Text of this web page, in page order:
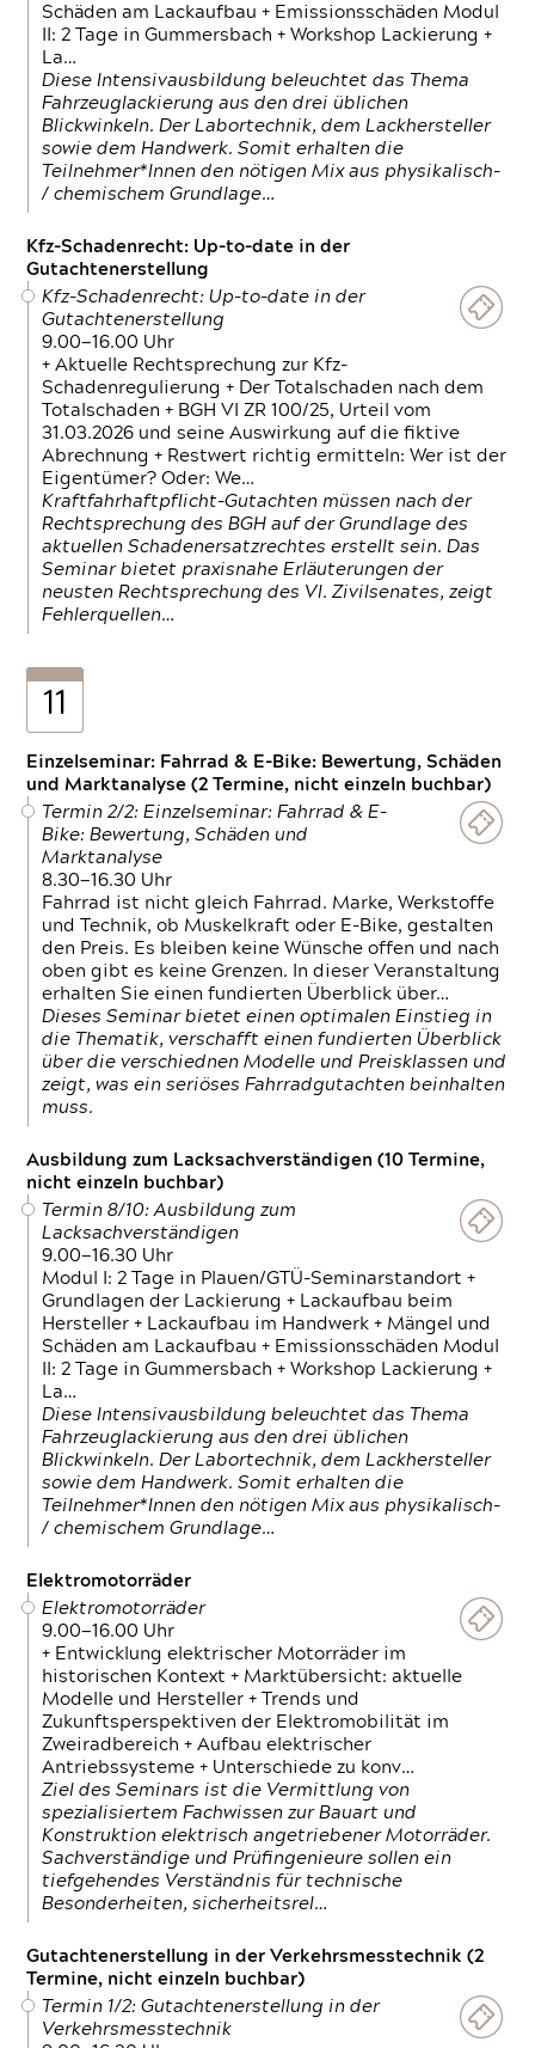
Schäden am Lackaufbau + Emissionsschäden Modul
II: 2 Tage in Gummersbach + Workshop Lackierung +
La…
Diese Intensivausbildung beleuchtet das Thema
Fahrzeuglackierung aus den drei üblichen
Blickwinkeln. Der Labortechnik, dem Lackhersteller
sowie dem Handwerk. Somit erhalten die
Teilnehmer*Innen den nötigen Mix aus physikalisch-
/ chemischem Grundlage…
Kfz-Schadenrecht: Up-to-date in der
Gutachtenerstellung
Kfz-Schadenrecht: Up-to-date in der
Gutachtenerstellung
9.00—16.00 Uhr
+ Aktuelle Rechtsprechung zur Kfz-
Schadenregulierung + Der Totalschaden nach dem
Totalschaden + BGH VI ZR 100/25, Urteil vom
31.03.2026 und seine Auswirkung auf die fiktive
Abrechnung + Restwert richtig ermitteln: Wer ist der
Eigentümer? Oder: We…
Kraftfahrhaftpflicht-Gutachten müssen nach der
Rechtsprechung des BGH auf der Grundlage des
aktuellen Schadenersatzrechtes erstellt sein. Das
Seminar bietet praxisnahe Erläuterungen der
neusten Rechtsprechung des VI. Zivilsenates, zeigt
Fehlerquellen…
11
Einzelseminar: Fahrrad & E-Bike: Bewertung, Schäden
und Marktanalyse (2 Termine, nicht einzeln buchbar)
Termin 2/2: Einzelseminar: Fahrrad & E-
Bike: Bewertung, Schäden und
Marktanalyse
8.30—16.30 Uhr
Fahrrad ist nicht gleich Fahrrad. Marke, Werkstoffe
und Technik, ob Muskelkraft oder E-Bike, gestalten
den Preis. Es bleiben keine Wünsche offen und nach
oben gibt es keine Grenzen. In dieser Veranstaltung
erhalten Sie einen fundierten Überblick über…
Dieses Seminar bietet einen optimalen Einstieg in
die Thematik, verschafft einen fundierten Überblick
über die verschiednen Modelle und Preisklassen und
zeigt, was ein seriöses Fahrradgutachten beinhalten
muss.
Ausbildung zum Lacksachverständigen (10 Termine,
nicht einzeln buchbar)
Termin 8/10: Ausbildung zum
Lacksachverständigen
9.00—16.30 Uhr
Modul I: 2 Tage in Plauen/GTÜ-Seminarstandort +
Grundlagen der Lackierung + Lackaufbau beim
Hersteller + Lackaufbau im Handwerk + Mängel und
Schäden am Lackaufbau + Emissionsschäden Modul
II: 2 Tage in Gummersbach + Workshop Lackierung +
La…
Diese Intensivausbildung beleuchtet das Thema
Fahrzeuglackierung aus den drei üblichen
Blickwinkeln. Der Labortechnik, dem Lackhersteller
sowie dem Handwerk. Somit erhalten die
Teilnehmer*Innen den nötigen Mix aus physikalisch-
/ chemischem Grundlage…
Elektromotorräder
Elektromotorräder
9.00—16.00 Uhr
+ Entwicklung elektrischer Motorräder im
historischen Kontext + Marktübersicht: aktuelle
Modelle und Hersteller + Trends und
Zukunftsperspektiven der Elektromobilität im
Zweiradbereich + Aufbau elektrischer
Antriebssysteme + Unterschiede zu konv…
Ziel des Seminars ist die Vermittlung von
spezialisiertem Fachwissen zur Bauart und
Konstruktion elektrisch angetriebener Motorräder.
Sachverständige und Prüfingenieure sollen ein
tiefgehendes Verständnis für technische
Besonderheiten, sicherheitsrel…
Gutachtenerstellung in der Verkehrsmesstechnik (2
Termine, nicht einzeln buchbar)
Termin 1/2: Gutachtenerstellung in der
Verkehrsmesstechnik